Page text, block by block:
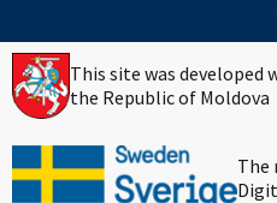
This site was
the Republic of Moldova
The